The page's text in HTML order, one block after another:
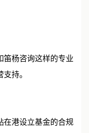
笛杨咨询这样的专业
持。
在港设立基金的合规